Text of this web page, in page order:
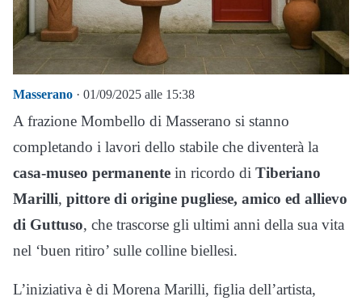
Masserano · 01/09/2025 alle 15:38
A frazione Mombello di Masserano si stanno
completando i lavori dello stabile che diventerà la
casa-museo permanente in ricordo di Tiberiano
Marilli, pittore di origine pugliese, amico ed allievo
di Guttuso, che trascorse gli ultimi anni della sua vita
nel ‘buen ritiro’ sulle colline biellesi.
L’iniziativa è di Morena Marilli, figlia dell’artista,